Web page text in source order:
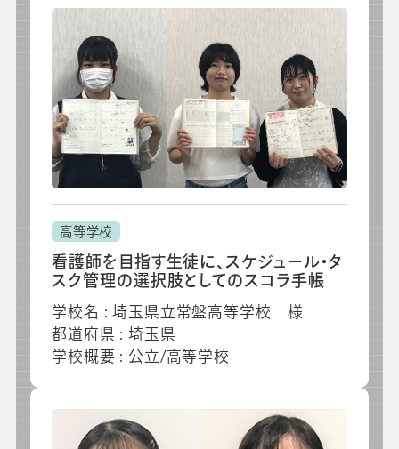
会社情報グループ会社プライバシーポリシー個人情報保護法利用規約
採用情報
ビジネスツール事業 企業情報
高等学校
看護師を目指す生徒に、スケジュール・タ
スク管理の選択肢としてのスコラ手帳
学校名 : 埼玉県立常盤高等学校 様
都道府県 : 埼玉県
学校概要 : 公立/高等学校